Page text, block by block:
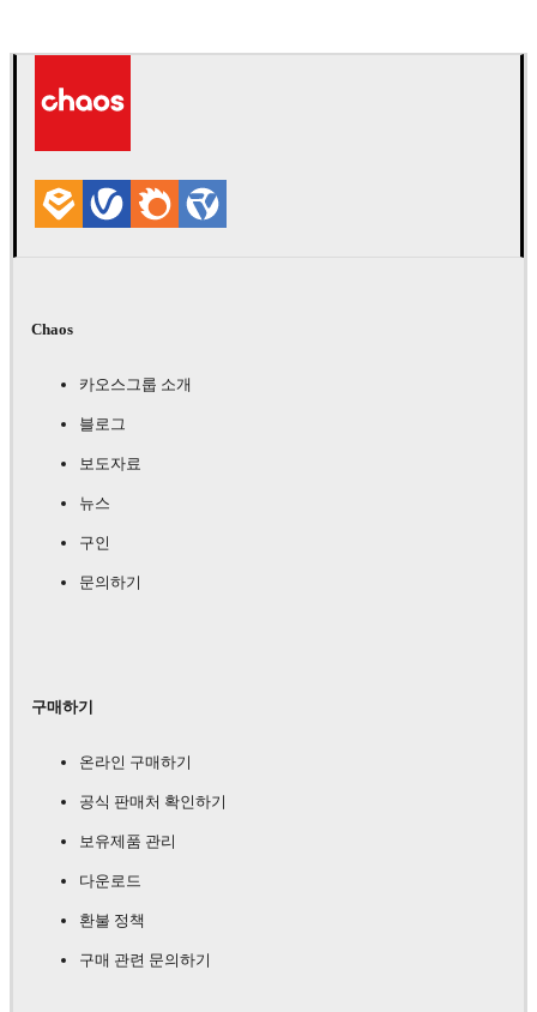
Chaos
카오스그룹 소개
블로그
보도자료
뉴스
구인
문의하기
구매하기
온라인 구매하기
공식 판매처 확인하기
보유제품 관리
다운로드
환불 정책
구매 관련 문의하기